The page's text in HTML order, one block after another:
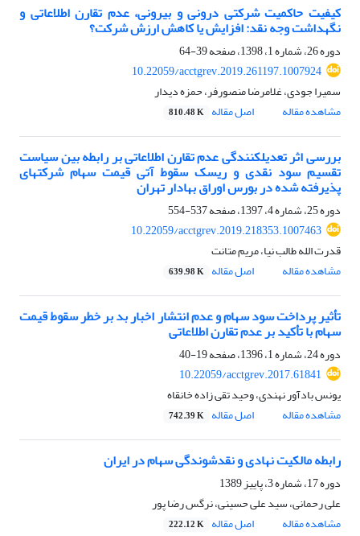
کیفیت حاکمیت شرکتی درونی و بیرونی، عدم تقارن اطلاعاتی و
نگهداشت وجه نقد: افزایش یا کاهش ارزش شرکت؟
دوره 26، شماره 1، 1398، صفحه
39-64
10.22059/acctgrev.2019.261197.1007924
سمیرا جودی، غلامرضا منصورفر، حمزه دیدار
مشاهده مقاله
اصل مقاله 810.48 K
بررسی اثر تعدیل‎کنندگی عدم تقارن اطلاعاتی بر رابطه بین سیاست
تقسیم سود نقدی و ریسک سقوط آتی قیمت سهام شرکت‎های
پذیرفته شده در بورس اوراق بهادار تهران
دوره 25، شماره 4، 1397، صفحه
537-554
10.22059/acctgrev.2019.218353.1007463
قدرت الله طالب نیا، مریم متانت
مشاهده مقاله
اصل مقاله 639.98 K
تأثیر پرداخت سود سهام و عدم انتشار اخبار بد بر خطر سقوط قیمت
سهام با تأکید بر عدم تقارن اطلاعاتی
دوره 24، شماره 1، 1396، صفحه
19-40
10.22059/acctgrev.2017.61841
یونس بادآور نهندی، وحید تقی زاده خانقاه
مشاهده مقاله
اصل مقاله 742.39 K
رابطه مالکیت نهادی و نقدشوندگی سهام در ایران
دوره 17، شماره 3، پاییز 1389
علی رحمانی، سید علی حسینی، نرگس رضا پور
مشاهده مقاله
اصل مقاله 222.12 K